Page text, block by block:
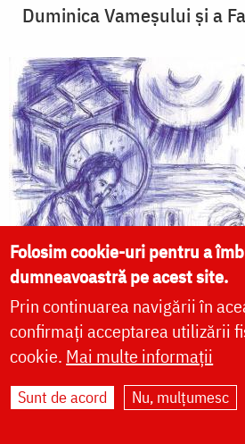
Duminica Vameșului și a
Folosim cookie-uri pentru a
dumneavoastră pe acest site.
Prin continuarea navigării în
confirmați acceptarea utilizării
cookie. Mai multe informații
Sunt de acord Nu, mulțumesc